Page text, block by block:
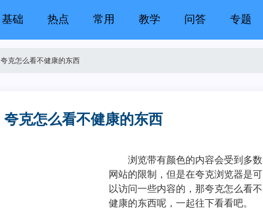
基础 热点 常用 教学 问答 专题
夸克怎么看不健康的东西
夸克怎么看不健康的东西
浏览带有颜色的内容会受到多数
网站的限制，但是在夸克浏览器是可
以访问一些内容的，那夸克怎么看不
健康的东西呢，一起往下看看吧。